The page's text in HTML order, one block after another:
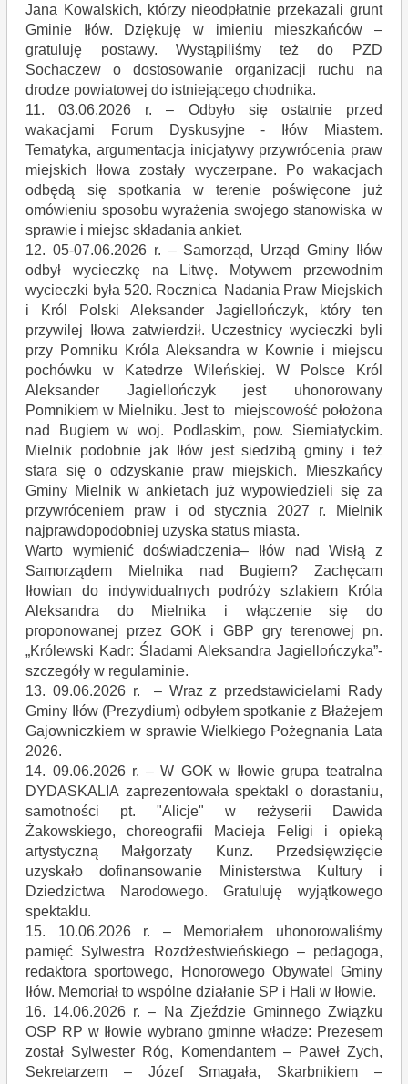
Jana Kowalskich, którzy nieodpłatnie przekazali grunt
Gminie Iłów. Dziękuję w imieniu mieszkańców –
gratuluję postawy. Wystąpiliśmy też do PZD
Sochaczew o dostosowanie organizacji ruchu na
drodze powiatowej do istniejącego chodnika.
11. 03.06.2026 r. – Odbyło się ostatnie przed
wakacjami Forum Dyskusyjne - Iłów Miastem.
Tematyka, argumentacja inicjatywy przywrócenia praw
miejskich Iłowa zostały wyczerpane. Po wakacjach
odbędą się spotkania w terenie poświęcone już
omówieniu sposobu wyrażenia swojego stanowiska w
sprawie i miejsc składania ankiet.
12. 05-07.06.2026 r. – Samorząd, Urząd Gminy Iłów
odbył wycieczkę na Litwę. Motywem przewodnim
wycieczki była 520. Rocznica Nadania Praw Miejskich
i Król Polski Aleksander Jagiellończyk, który ten
przywilej Iłowa zatwierdził. Uczestnicy wycieczki byli
przy Pomniku Króla Aleksandra w Kownie i miejscu
pochówku w Katedrze Wileńskiej. W Polsce Król
Aleksander Jagiellończyk jest uhonorowany
Pomnikiem w Mielniku. Jest to miejscowość położona
nad Bugiem w woj. Podlaskim, pow. Siemiatyckim.
Mielnik podobnie jak Iłów jest siedzibą gminy i też
stara się o odzyskanie praw miejskich. Mieszkańcy
Gminy Mielnik w ankietach już wypowiedzieli się za
przywróceniem praw i od stycznia 2027 r. Mielnik
najprawdopodobniej uzyska status miasta.
Warto wymienić doświadczenia– Iłów nad Wisłą z
Samorządem Mielnika nad Bugiem? Zachęcam
Iłowian do indywidualnych podróży szlakiem Króla
Aleksandra do Mielnika i włączenie się do
proponowanej przez GOK i GBP gry terenowej pn.
„Królewski Kadr: Śladami Aleksandra Jagiellończyka”-
szczegóły w regulaminie.
13. 09.06.2026 r. – Wraz z przedstawicielami Rady
Gminy Iłów (Prezydium) odbyłem spotkanie z Błażejem
Gajowniczkiem w sprawie Wielkiego Pożegnania Lata
2026.
14. 09.06.2026 r. – W GOK w Iłowie grupa teatralna
DYDASKALIA zaprezentowała spektakl o dorastaniu,
samotności pt. "Alicje" w reżyserii Dawida
Żakowskiego, choreografii Macieja Feligi i opieką
artystyczną Małgorzaty Kunz. Przedsięwzięcie
uzyskało dofinansowanie Ministerstwa Kultury i
Dziedzictwa Narodowego. Gratuluję wyjątkowego
spektaklu.
15. 10.06.2026 r. – Memoriałem uhonorowaliśmy
pamięć Sylwestra Rozdżestwieńskiego – pedagoga,
redaktora sportowego, Honorowego Obywatel Gminy
Iłów. Memoriał to wspólne działanie SP i Hali w Iłowie.
16. 14.06.2026 r. – Na Zjeździe Gminnego Związku
OSP RP w Iłowie wybrano gminne władze: Prezesem
został Sylwester Róg, Komendantem – Paweł Zych,
Sekretarzem – Józef Smagała, Skarbnikiem –